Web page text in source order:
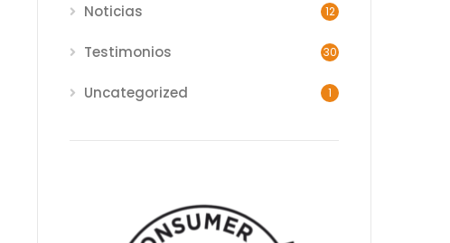
Noticias 12
Testimonios 30
Uncategorized 1